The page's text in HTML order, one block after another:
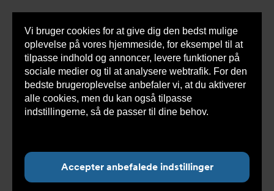
Vi bruger cookies for at give dig den bedst mulige
oplevelse på vores hjemmeside, for eksempel til at
tilpasse indhold og annoncer, levere funktioner på
sociale medier og til at analysere webtrafik. For den
bedste brugeroplevelse anbefaler vi, at du aktiverer
alle cookies, men du kan også tilpasse
indstillingerne, så de passer til dine behov.
Accepter anbefalede indstillinger
Du
her:
Armatec > Nyheder > Nyheder 2026 > ISO45001